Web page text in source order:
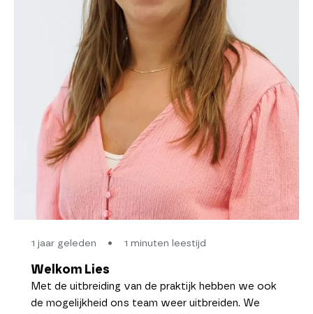
1 jaar geleden • 1 minuten leestijd
Welkom Lies
Met de uitbreiding van de praktijk hebben we ook
de mogelijkheid ons team weer uitbreiden. We